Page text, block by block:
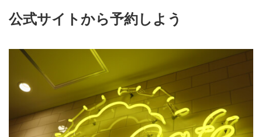
公式サイトから予約しよう